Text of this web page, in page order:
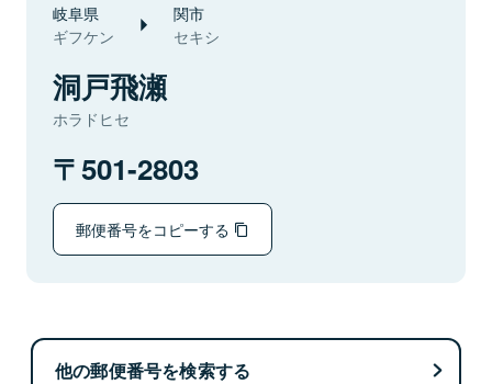
岐阜県
ギフケン
関市
セキシ
洞戸飛瀬
ホラドヒセ
501-2803
郵便番号をコピーする
他の郵便番号を検索する